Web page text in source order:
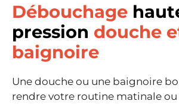
Débouchage
pression douche
baignoire
Une douche ou une baignoire
rendre votre routine matinale